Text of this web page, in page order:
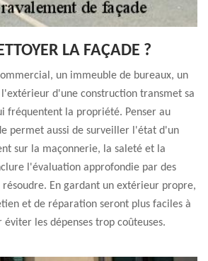
LA FAÇADE ?
un immeuble de bureaux, un
d'une construction transmet sa
fréquentent la propriété. Penser au
permet aussi de surveiller l'état d'un
sur la maçonnerie, la saleté et la
l'évaluation approfondie par des
En gardant un extérieur propre,
et de réparation seront plus faciles à
les dépenses trop coûteuses.